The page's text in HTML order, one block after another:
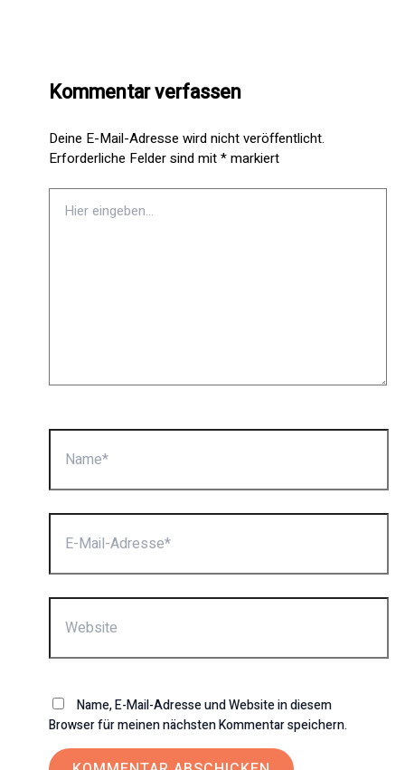
Kommentar verfassen
Deine E-Mail-Adresse wird nicht veröffentlicht.
Erforderliche Felder sind mit*markiert
eingeben…
Name*
E-
Mail-
Website
Name, E-Mail-Adresse und Website in diesem
Browser für meinen nächsten Kommentar speichern.